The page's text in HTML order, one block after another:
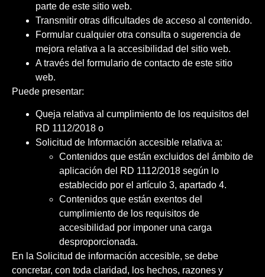
parte de este sitio web.
Transmitir otras dificultades de acceso al contenido.
Formular cualquier otra consulta o sugerencia de
mejora relativa a la accesibilidad del sitio web.
A través del formulario de contacto de este sitio
web.
Puede presentar:
Queja relativa al cumplimiento de los requisitos del
RD 1112/2018 o
Solicitud de Información accesible relativa a:
Contenidos que están excluidos del ámbito de
aplicación del RD 1112/2018 según lo
establecido por el artículo 3, apartado 4.
Contenidos que están exentos del
cumplimiento de los requisitos de
accesibilidad por imponer una carga
desproporcionada.
En la Solicitud de información accesible, se debe
concretar, con toda claridad, los hechos, razones y